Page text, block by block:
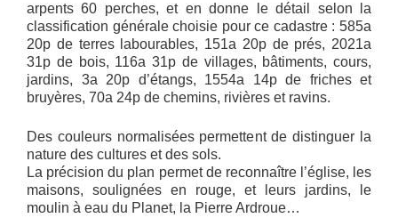
arpents 60 perches, et en donne le détail selon la
classification générale choisie pour ce cadastre : 585a
20p de terres labourables, 151a 20p de prés, 2021a
31p de bois, 116a 31p de villages, bâtiments, cours,
jardins, 3a 20p d’étangs, 1554a 14p de friches et
bruyères, 70a 24p de chemins, rivières et ravins.
Des couleurs normalisées permettent de distinguer la
nature des cultures et des sols.
La précision du plan permet de reconnaître l’église, les
maisons, soulignées en rouge, et leurs jardins, le
moulin à eau du Planet, la Pierre Ardroue…